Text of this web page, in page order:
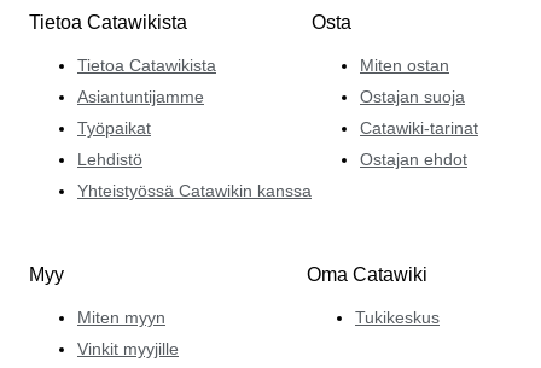
Tietoa Catawikista
Tietoa Catawikista
Asiantuntijamme
Työpaikat
Lehdistö
Yhteistyössä Catawikin kanssa
Osta
Miten ostan
Ostajan suoja
Catawiki-tarinat
Ostajan ehdot
Myy
Miten myyn
Vinkit myyjille
Oma Catawiki
Tukikeskus